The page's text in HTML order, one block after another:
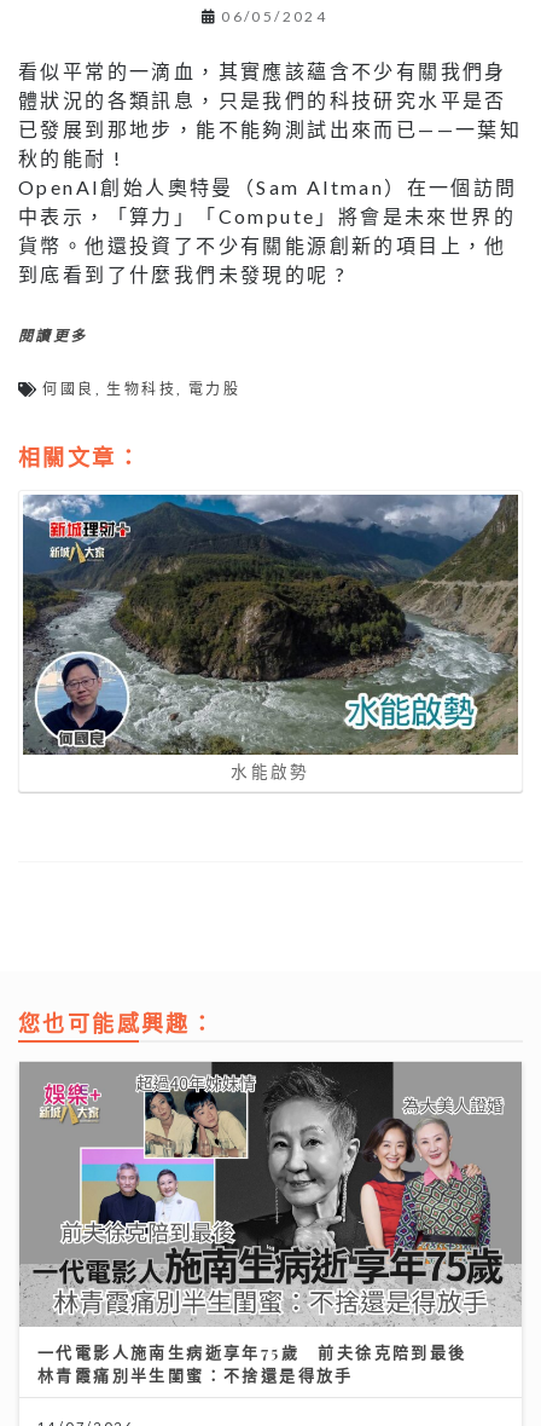
06/05/2024
看似平常的一滴血，其實應該蘊含不少有關我們身
體狀況的各類訊息，只是我們的科技研究水平是否
已發展到那地步，能不能夠測試出來而已——一葉知
秋的能耐 !
OpenAI創始人奧特曼（Sam Altman）在一個訪問
中表示，「算力」「Compute」將會是未來世界的
貨幣。他還投資了不少有關能源創新的項目上，他
到底看到了什麼我們未發現的呢 ?
閱讀更多
何國良 生物科技 電力股
相關文章：
水能啟勢
您也可能感興趣：
一代電影人施南生病逝享年75歲 前夫徐克陪到最後
林青霞痛別半生閨蜜：不捨還是得放手